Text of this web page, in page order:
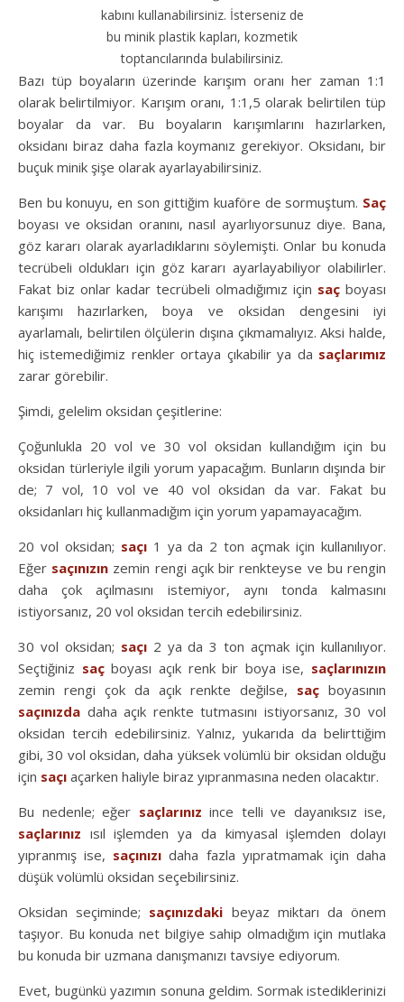
kabını kullanabilirsiniz. İsterseniz de
bu minik plastik kapları, kozmetik
toptancılarında bulabilirsiniz.
Bazı tüp boyaların üzerinde karışım oranı her zaman 1:1
olarak belirtilmiyor. Karışım oranı, 1:1,5 olarak belirtilen tüp
boyalar da var. Bu boyaların karışımlarını hazırlarken,
oksidanı biraz daha fazla koymanız gerekiyor. Oksidanı, bir
buçuk minik şişe olarak ayarlayabilirsiniz.
Ben bu konuyu, en son gittiğim kuaföre de sormuştum. Saç
boyası ve oksidan oranını, nasıl ayarlıyorsunuz diye. Bana,
göz kararı olarak ayarladıklarını söylemişti. Onlar bu konuda
tecrübeli oldukları için göz kararı ayarlayabiliyor olabilirler.
Fakat biz onlar kadar tecrübeli olmadığımız için saç boyası
karışımı hazırlarken, boya ve oksidan dengesini iyi
ayarlamalı, belirtilen ölçülerin dışına çıkmamalıyız. Aksi halde,
hiç istemediğimiz renkler ortaya çıkabilir ya da saçlarımız
zarar görebilir.
Şimdi, gelelim oksidan çeşitlerine:
Çoğunlukla 20 vol ve 30 vol oksidan kullandığım için bu
oksidan türleriyle ilgili yorum yapacağım. Bunların dışında bir
de; 7 vol, 10 vol ve 40 vol oksidan da var. Fakat bu
oksidanları hiç kullanmadığım için yorum yapamayacağım.
20 vol oksidan; saçı1 ya da 2 ton açmak için kullanılıyor.
Eğer saçınızın zemin rengi açık bir renkteyse ve bu rengin
daha çok açılmasını istemiyor, aynı tonda kalmasını
istiyorsanız, 20 vol oksidan tercih edebilirsiniz.
30 vol oksidan; saçı2 ya da 3 ton açmak için kullanılıyor.
Seçtiğiniz saçboyası açık renk bir boya ise, saçlarınızın
zemin rengi çok da açık renkte değilse, saç boyasının
saçınızda daha açık renkte tutmasını istiyorsanız, 30 vol
oksidan tercih edebilirsiniz. Yalnız, yukarıda da belirttiğim
gibi, 30 vol oksidan, daha yüksek volümlü bir oksidan olduğu
için saçı açarken haliyle biraz yıpranmasına neden olacaktır.
Bu nedenle; eğer saçlarınız ince telli ve dayanıksız ise,
saçlarınız ısıl işlemden ya da kimyasal işlemden dolayı
yıpranmış ise, saçınızı daha fazla yıpratmamak için daha
düşük volümlü oksidan seçebilirsiniz.
Oksidan seçiminde; saçınızdaki beyaz miktarı da önem
taşıyor. Bu konuda net bilgiye sahip olmadığım için mutlaka
bu konuda bir uzmana danışmanızı tavsiye ediyorum.
Evet, bugünkü yazımın sonuna geldim. Sormak istediklerinizi